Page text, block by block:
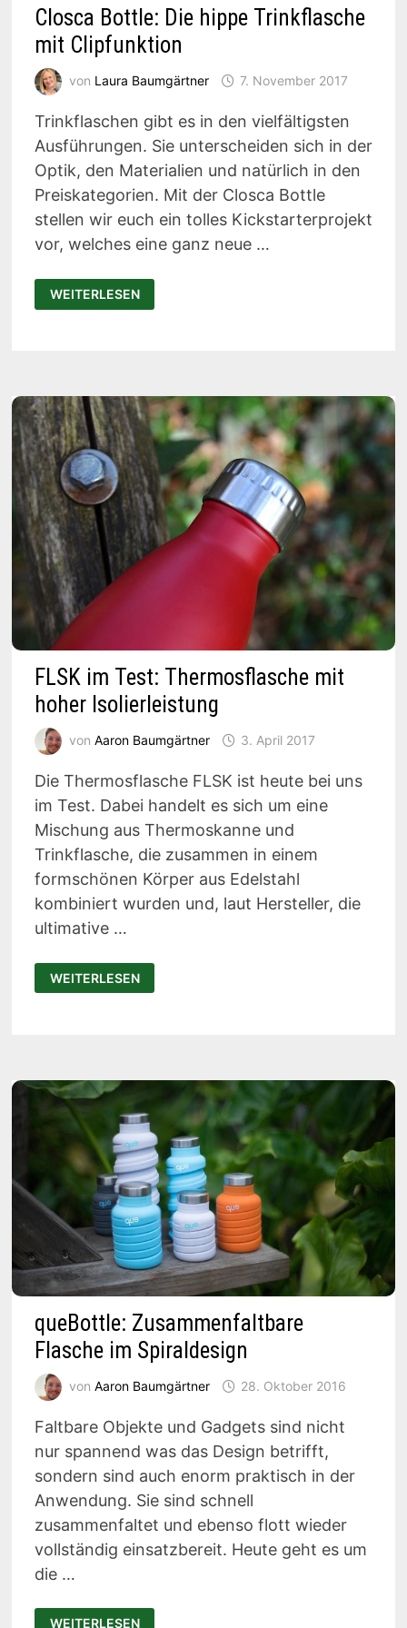
Closca Bottle: Die hippe Trinkflasche
mit Clipfunktion
von Laura Baumgärtner 7. November 2017
Trinkflaschen gibt es in den vielfältigsten
Ausführungen. Sie unterscheiden sich in der
Optik, den Materialien und natürlich in den
Preiskategorien. Mit der Closca Bottle
stellen wir euch ein tolles Kickstarterprojekt
vor, welches eine ganz neue …
CLOSCA
BOTTLE:
DIE
WEITERLESEN
FLSK im Test: Thermosflasche mit
hoher Isolierleistung
von Aaron Baumgärtner 3. April 2017
Die Thermosflasche FLSK ist heute bei uns
im Test. Dabei handelt es sich um eine
Mischung aus Thermoskanne und
Trinkflasche, die zusammen in einem
formschönen Körper aus Edelstahl
kombiniert wurden und, laut Hersteller, die
ultimative …
FLSK
IM
TEST:
WEITERLESEN
queBottle: Zusammenfaltbare
Flasche im Spiraldesign
von Aaron Baumgärtner 28. Oktober 2016
Faltbare Objekte und Gadgets sind nicht
nur spannend was das Design betrifft,
sondern sind auch enorm praktisch in der
Anwendung. Sie sind schnell
zusammenfaltet und ebenso flott wieder
vollständig einsatzbereit. Heute geht es um
die …
QUEBOTTLE:
WEITERLESEN